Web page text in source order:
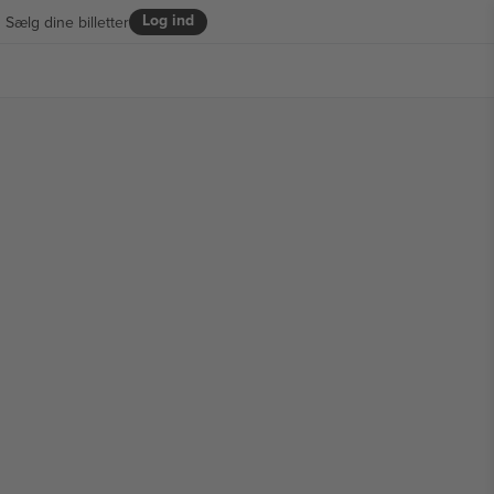
Log ind
Sælg dine billetter